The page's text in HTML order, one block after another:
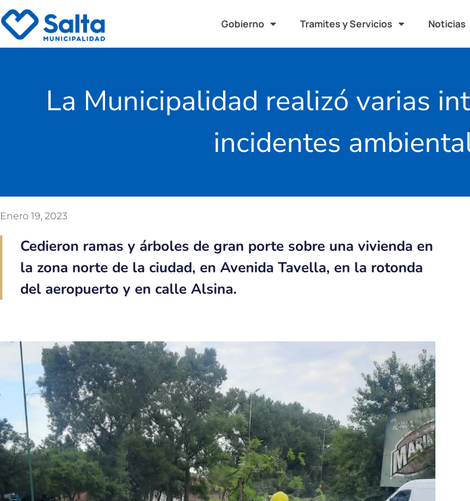
Gobierno Tramites y Servicios Noticias
La Municipalidad realizó varias
incidentes
Enero 19, 2023
Cedieron ramas y árboles de gran porte sobre una vivienda en
la zona norte de la ciudad, en Avenida Tavella, en la rotonda
del aeropuerto y en calle Alsina.